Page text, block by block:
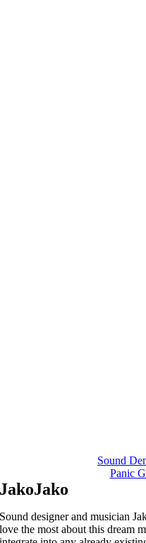
Sound
Panic
JakoJako
Sound designer and musician
love the most about this dream